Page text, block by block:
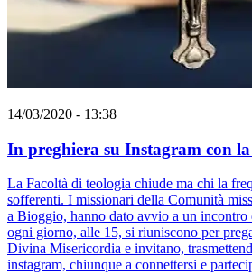
14/03/2020 - 13:38
In preghiera su Instagram con
La Facoltà di teologia chiude ma chi la
sofferenti. I missionari della Comunità
a Bioggio, hanno dato avvio a un incontro
ogni giorno, alle 15, si riuniscono per
Divina Misericordia e invitano,
instagram, chiunque a connettersi e